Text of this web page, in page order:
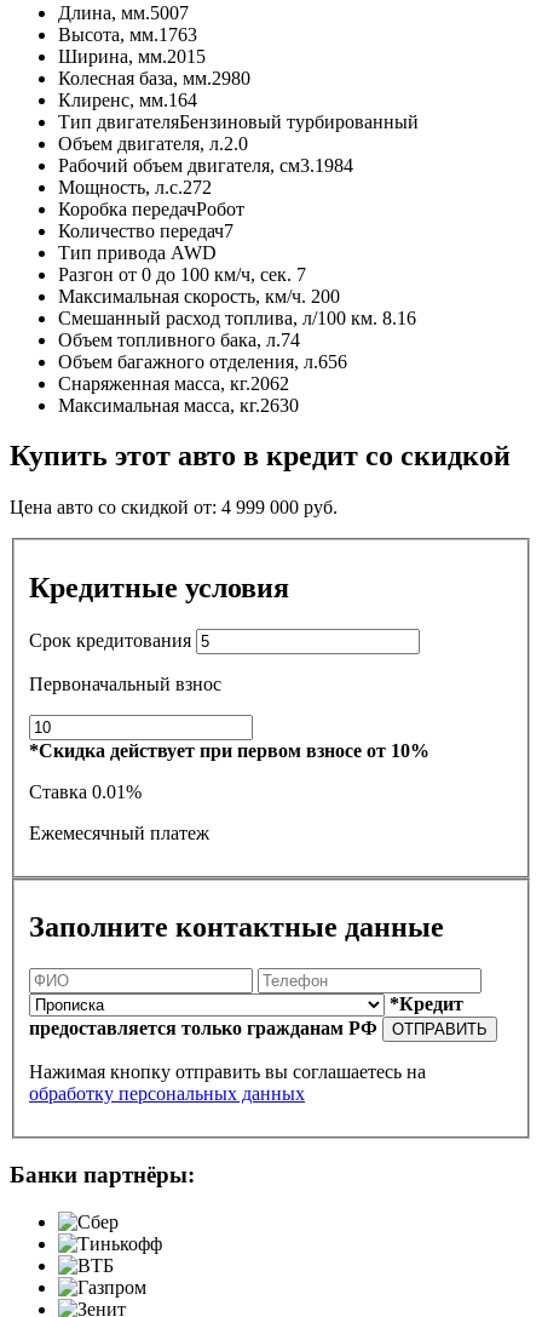
Длина, мм.5007
Высота, мм.1763
Ширина, мм.2015
Колесная база, мм.2980
Клиренс, мм.164
Тип двигателяБензиновый турбированный
Объем двигателя, л.2.0
Рабочий объем двигателя, см3.1984
Мощность, л.с.272
Коробка передачРобот
Количество передач7
Тип привода AWD
Разгон от 0 до 100 км/ч, сек. 7
Максимальная скорость, км/ч. 200
Смешанный расход топлива, л/100 км. 8.16
Объем топливного бака, л.74
Объем багажного отделения, л.656
Снаряженная масса, кг.2062
Максимальная масса, кг.2630
Купить этот авто в кредит со скидкой
Цена авто со скидкой от: 4 999 000 руб.
Кредитные условия
Срок кредитования
Первоначальный взнос
*Скидка действует при первом взносе от 10%
Ставка 0.01%
Ежемесячный платеж
Заполните контактные данные
*Кредит
предоставляется только гражданам РФ
ОТПРАВИТЬ
Нажимая кнопку отправить вы соглашаетесь на
обработку персональных данных
Банки партнёры: